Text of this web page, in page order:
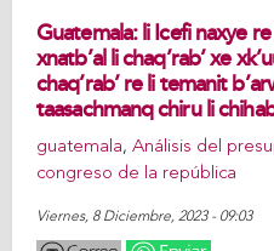
Guatemala: li Icefi naxye
xnatb’al li chaq’rab’ xe
chaq’rab’ re li temanit
taasachmanq chiru li
guatemala, Análisis del
congreso de la república
Viernes, 8 Diciembre, 2023 - 09:03